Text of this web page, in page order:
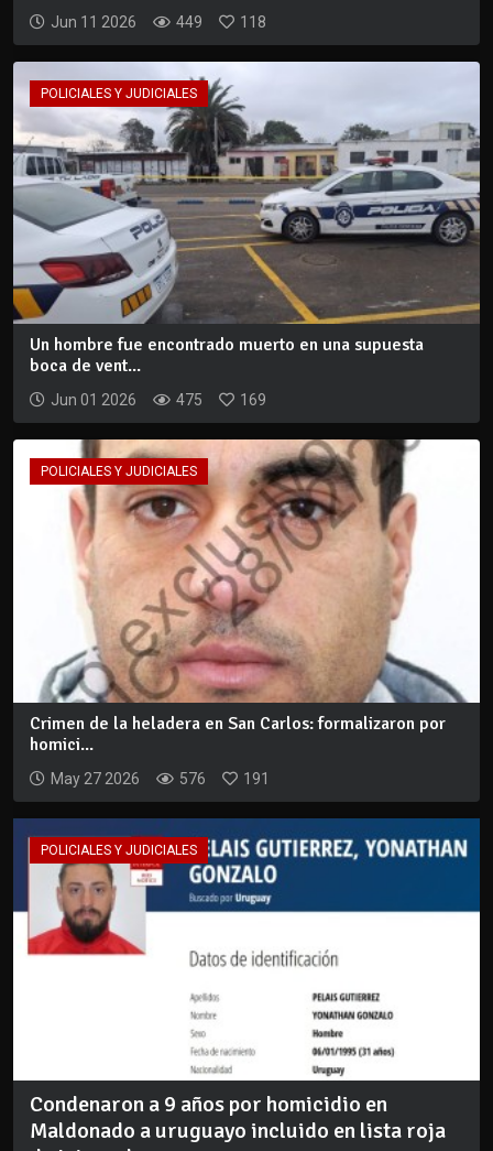
Jun 11 2026 449 118
POLICIALES Y JUDICIALES
Un hombre fue encontrado muerto en una supuesta
boca de vent...
Jun 01 2026 475 169
POLICIALES Y JUDICIALES
Crimen de la heladera en San Carlos: formalizaron por
homici...
May 27 2026 576 191
POLICIALES Y JUDICIALES
Condenaron a 9 años por homicidio en
Maldonado a uruguayo incluido en lista roja